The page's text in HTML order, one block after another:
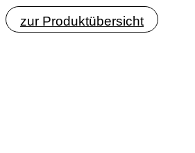
zur Produktübersicht